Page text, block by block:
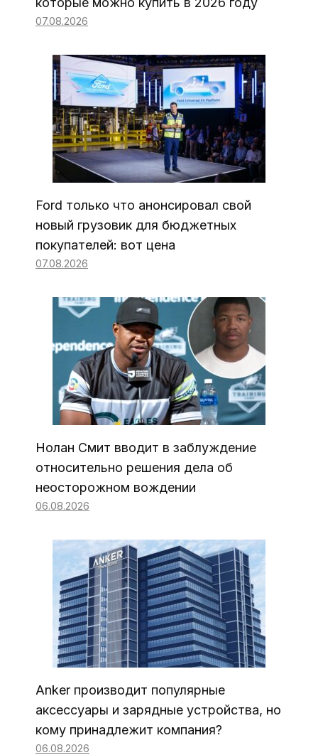
07.08.2026
Ford только что анонсировал свой
новый грузовик для бюджетных
покупателей: вот цена
07.08.2026
Нолан Смит вводит в заблуждение
относительно решения дела об
неосторожном вождении
06.08.2026
Anker производит популярные
аксессуары и зарядные устройства, но
кому принадлежит компания?
06.08.2026